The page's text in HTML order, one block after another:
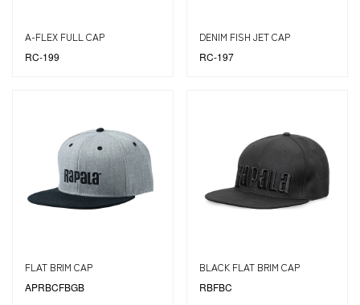
A-FLEX FULL CAP
RC-199
DENIM FISH JET CAP
RC-197
FLAT BRIM CAP
APRBCFBGB
BLACK FLAT BRIM CAP
RBFBC